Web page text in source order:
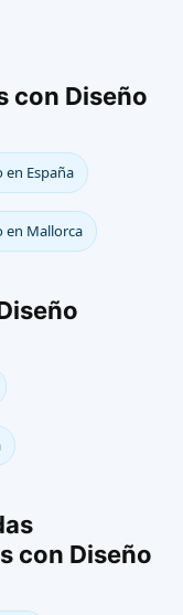
con Diseño
en España
en Mallorca
con Diseño